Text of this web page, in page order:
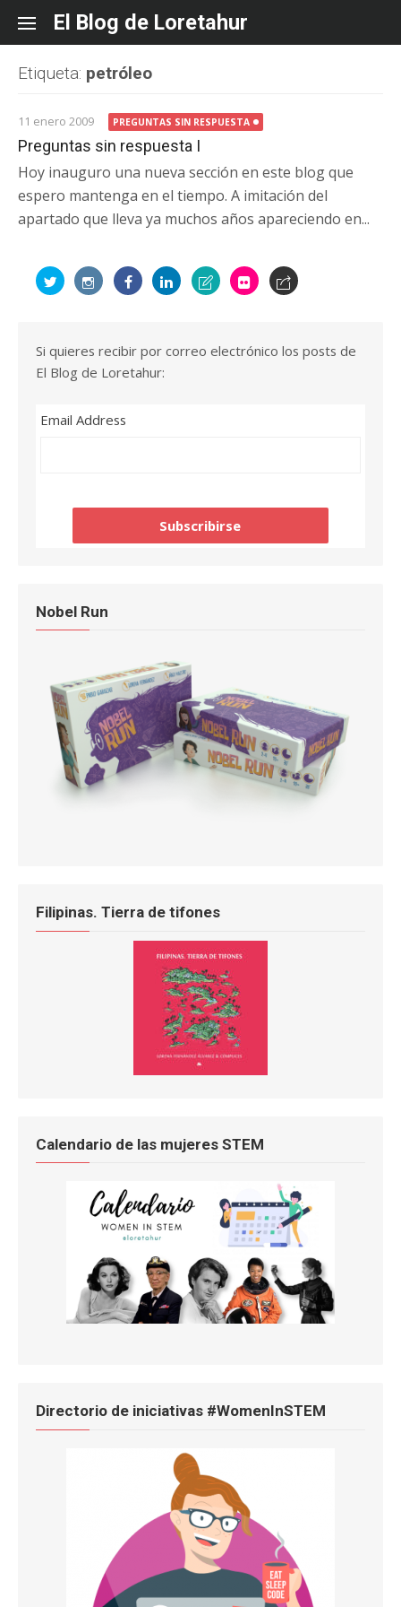
content
El Blog de Loretahur
Etiqueta: petróleo
11 enero 2009 PREGUNTAS SIN RESPUESTA
Preguntas sin respuesta I
Hoy inauguro una nueva sección en este blog que
espero mantenga en el tiempo. A imitación del
apartado que lleva ya muchos años apareciendo en...
Si quieres recibir por correo electrónico los posts de
El Blog de Loretahur:
Email Address
Nobel Run
Filipinas. Tierra de tifones
Calendario de las mujeres STEM
Directorio de iniciativas #WomenInSTEM